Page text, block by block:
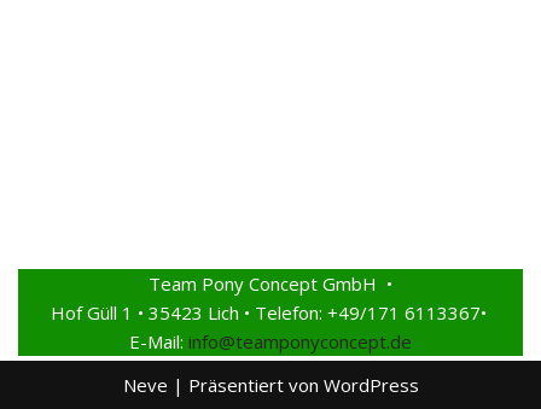
Team Pony Concept GmbH •
Hof Güll 1 • 35423 Lich • Telefon: +49/171 6113367•
E-Mail: info@teamponyconcept.de
Neve | Präsentiert von WordPress